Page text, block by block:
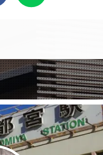
け
シ
ア
し
て